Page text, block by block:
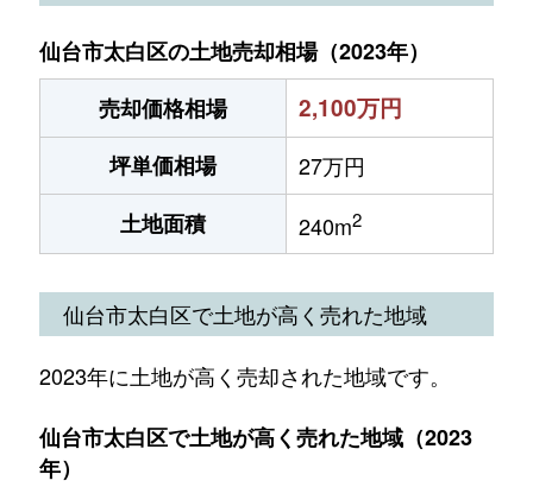
仙台市太白区の土地売却相場（2023年）
売却価格相場
2,100万円
坪単価相場
27万円
土地面積
240m2
仙台市太白区で土地が高く売れた地域
2023年に土地が高く売却された地域です。
仙台市太白区で土地が高く売れた地域（2023
年）